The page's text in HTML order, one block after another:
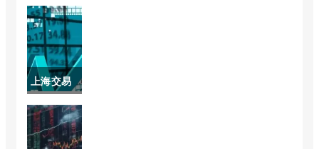
种收单边
手续费)
最新行情
沪(白银期
货最新行
情沪银上
市)
上海交易
所黄金实
时交易价